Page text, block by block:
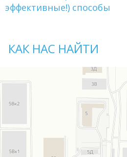
эффективные!) способы
КАК НАС НАЙТИ